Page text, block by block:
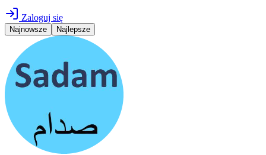
Zaloguj się
Najnowsze Najlepsze